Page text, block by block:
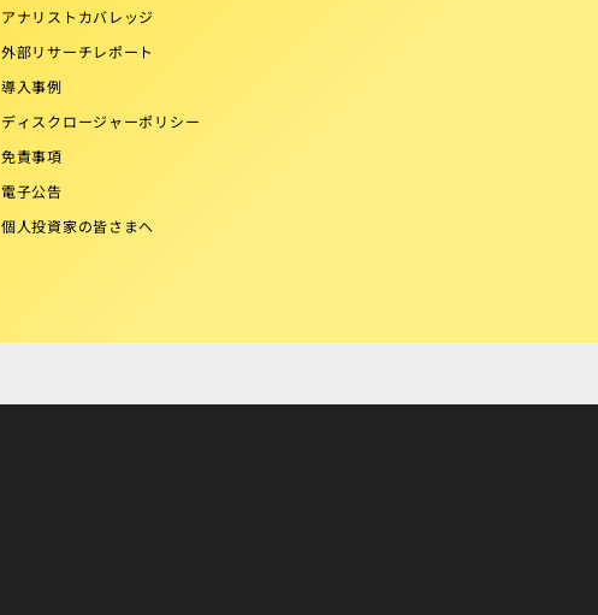
アナリストカバレッジ
外部リサーチレポート
導入事例
ディスクロージャーポリシー
免責事項
電子公告
個人投資家の皆さまへ